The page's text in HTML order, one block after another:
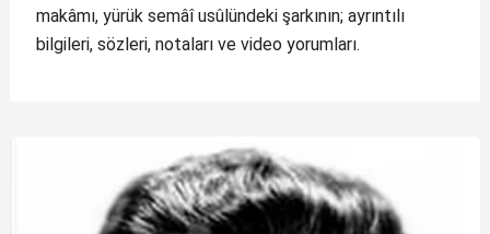
makâmı, yürük semâî usûlündeki şarkının; ayrıntılı
bilgileri, sözleri, notaları ve video yorumları.